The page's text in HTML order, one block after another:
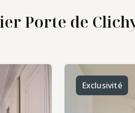
Porte de
Exclusivité